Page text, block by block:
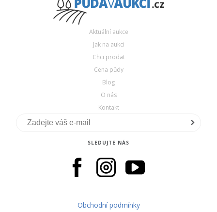
Aktuální aukce
Jak na aukci
Chci prodat
Cena půdy
Blog
O nás
Kontakt
SLEDUJTE NÁS
Obchodní podmínky